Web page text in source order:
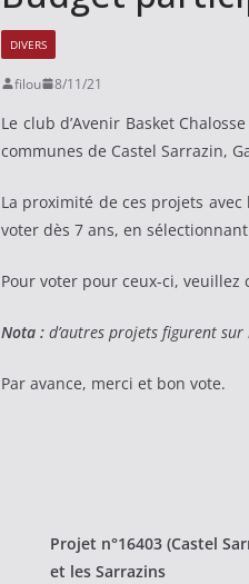
DIVERS
filou 8/11/21
Le club d’Avenir Basket
communes de Castel Sarrazin,
La proximité de ces projets
voter dès 7 ans, en
Pour voter pour ceux-ci, veuillez
Nota : d’autres projets figurent
Par avance, merci et bon vote.
Projet n°16403 (Castel
et les Sarrazins